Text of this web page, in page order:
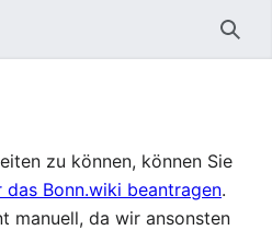
zu können, können Sie
Bonn.wiki beantragen.
manuell, da wir ansonsten